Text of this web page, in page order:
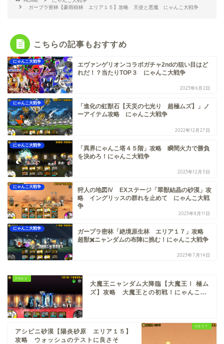
ガープラ密林【豪雨樹林 エリア１５】攻略 天使と悪魔 にゃんこ大戦争
こちらの記事もおすすめ
にゃんこ大戦争
エヴァンゲリオンコラボガチャ2ndの狙い目はど
れだ！？当たりTOP３ にゃんこ大戦争
2023年6月2日
にゃんこ大戦争
「進化の虹獣石【天災の七光り 超極ムズ】」ノ
ーアイテム攻略 にゃんこ大戦争
2022年12月27日
にゃんこ大戦争
「異界にゃんこ塔４５階」攻略 瞬間火力で勝負
を決めろ！にゃんこ大戦争
2023年12月5日
にゃんこ大戦争
狩人の地図Ⅳ EXステージ「翠獣結晶の砂漠」攻
略 イングリッスの群れを止めて にゃんこ大戦
争
2023年8月11日
にゃんこ大戦争
ガープラ密林「絶境原生林 エリア１７」攻略
超獣✖️ニャンダムの布陣に挑む！にゃんこ大戦争
2023年7月14日
大魔王ニャンダム大降臨【大魔王Ⅰ 極ム
ズ】攻略 大魔王との初戦！にゃんこ...
アシビニ砂漠【陽炎砂原 エリア１５】
攻略 ウォッシュのテストに良さそ